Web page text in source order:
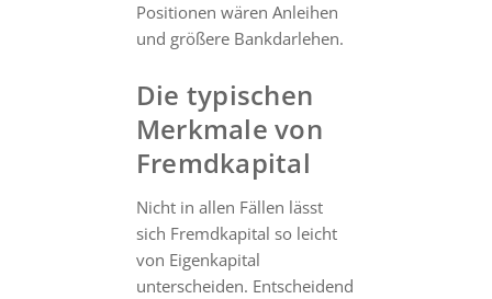
Positionen wären Anleihen
und größere Bankdarlehen.
Die typischen
Merkmale von
Fremdkapital
Nicht in allen Fällen lässt
sich Fremdkapital so leicht
von Eigenkapital
unterscheiden. Entscheidend